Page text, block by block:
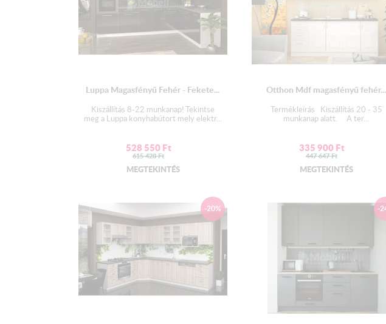
Luppa Magasfényű Fehér - Fekete...
Kiszállítás 8-22 munkanap! Tekintse
meg a Luppa konyhabútort mely elektr...
528 550Ft
615 428Ft
MEGTEKINTÉS
Otthon Mdf magasfényű fehér...
Termékleírás Kiszállítás 20 - 35
munkanap alatt. A ter...
335 900Ft
447 647Ft
MEGTEKINTÉS
-20% -